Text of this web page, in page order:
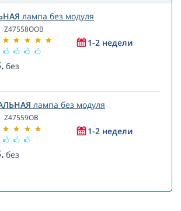
лампа без модуля
Z47558OOB
1-2 недели
без
лампа без модуля
Z47559OB
1-2 недели
без